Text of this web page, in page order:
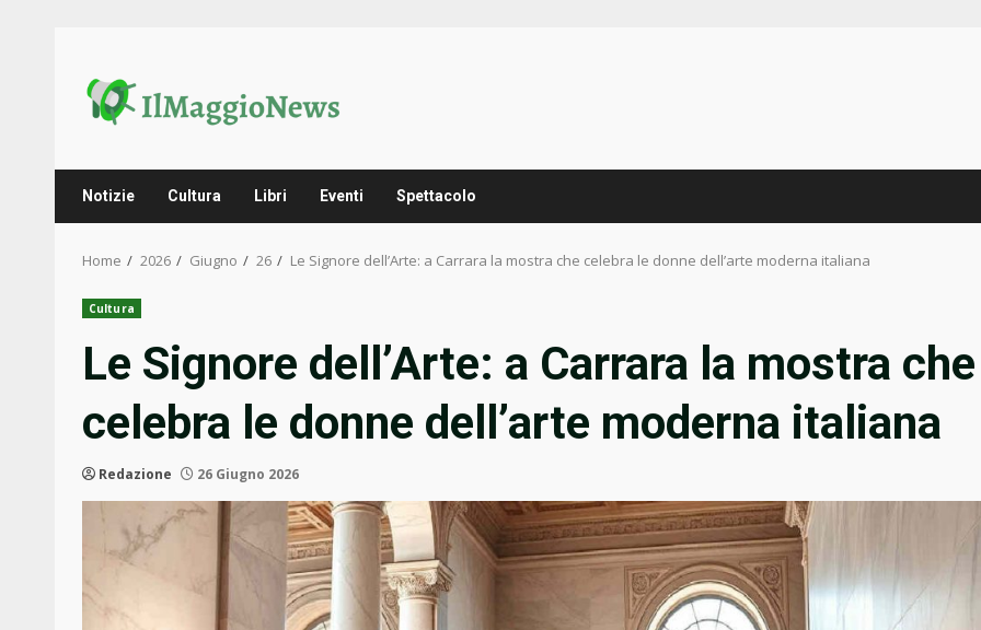
content
Notizie Cultura Libri Eventi Spettacolo
Home 2026 Giugno 26 Le Signore dell’Arte: a Carrara la mostra che celebra le donne dell’arte moderna italiana
Cultura
Le Signore dell’Arte: a Carrara la mostra che
celebra le donne dell’arte moderna italiana
Redazione 26 Giugno 2026